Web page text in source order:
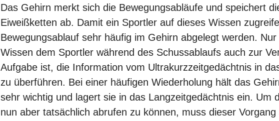
Das Gehirn merkt sich die Bewegungsabläufe und speichert
Eiweißketten ab. Damit ein Sportler auf dieses Wissen
Bewegungsablauf sehr häufig im Gehirn abgelegt werden.
Wissen dem Sportler während des Schussablaufs auch zur
Aufgabe ist, die Information vom Ultrakurzzeitgedächtnis in
zu überführen. Bei einer häufigen Wiederholung hält das
sehr wichtig und lagert sie in das Langzeitgedächtnis ein. Um
nun aber tatsächlich abrufen zu können, muss dieser